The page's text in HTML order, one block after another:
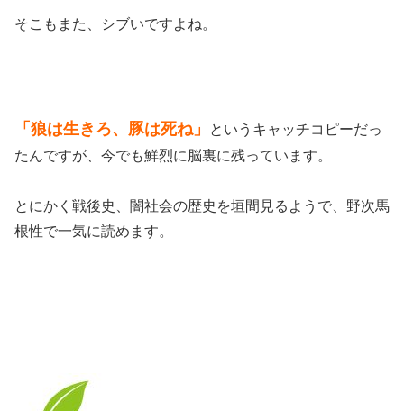
そこもまた、シブいですよね。
「狼は生きろ、豚は死ね」
というキャッチコピーだっ
たんですが、今でも鮮烈に脳裏に残っています。
とにかく戦後史、闇社会の歴史を垣間見るようで、野次馬
根性で一気に読めます。